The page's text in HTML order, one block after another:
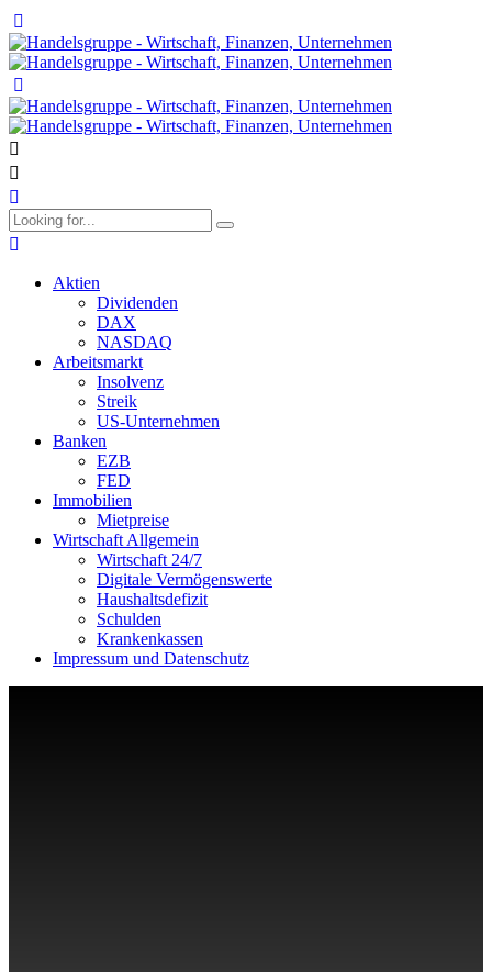
Aktien
Dividenden
DAX
NASDAQ
Arbeitsmarkt
Insolvenz
Streik
US-Unternehmen
Banken
EZB
FED
Immobilien
Mietpreise
Wirtschaft Allgemein
Wirtschaft 24/7
Digitale Vermögenswerte
Haushaltsdefizit
Schulden
Krankenkassen
Impressum und Datenschutz